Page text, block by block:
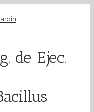
de Ejec.